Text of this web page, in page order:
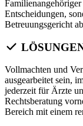
Entscheidungen,
Betreuungsgericht
Vollmachten und
ausgearbeitet sein,
jederzeit für Ärzte
Rechtsberatung
Bereich mit einem